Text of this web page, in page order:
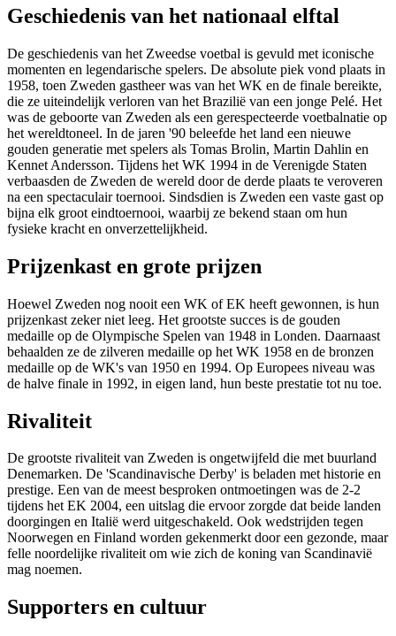
Geschiedenis van het nationaal elftal
De geschiedenis van het Zweedse voetbal is gevuld met iconische
momenten en legendarische spelers. De absolute piek vond plaats in
1958, toen Zweden gastheer was van het WK en de finale bereikte,
die ze uiteindelijk verloren van het Brazilië van een jonge Pelé. Het
was de geboorte van Zweden als een gerespecteerde voetbalnatie op
het wereldtoneel. In de jaren '90 beleefde het land een nieuwe
gouden generatie met spelers als Tomas Brolin, Martin Dahlin en
Kennet Andersson. Tijdens het WK 1994 in de Verenigde Staten
verbaasden de Zweden de wereld door de derde plaats te veroveren
na een spectaculair toernooi. Sindsdien is Zweden een vaste gast op
bijna elk groot eindtoernooi, waarbij ze bekend staan om hun
fysieke kracht en onverzettelijkheid.
Prijzenkast en grote prijzen
Hoewel Zweden nog nooit een WK of EK heeft gewonnen, is hun
prijzenkast zeker niet leeg. Het grootste succes is de gouden
medaille op de Olympische Spelen van 1948 in Londen. Daarnaast
behaalden ze de zilveren medaille op het WK 1958 en de bronzen
medaille op de WK's van 1950 en 1994. Op Europees niveau was
de halve finale in 1992, in eigen land, hun beste prestatie tot nu toe.
Rivaliteit
De grootste rivaliteit van Zweden is ongetwijfeld die met buurland
Denemarken. De 'Scandinavische Derby' is beladen met historie en
prestige. Een van de meest besproken ontmoetingen was de 2-2
tijdens het EK 2004, een uitslag die ervoor zorgde dat beide landen
doorgingen en Italië werd uitgeschakeld. Ook wedstrijden tegen
Noorwegen en Finland worden gekenmerkt door een gezonde, maar
felle noordelijke rivaliteit om wie zich de koning van Scandinavië
mag noemen.
Supporters en cultuur